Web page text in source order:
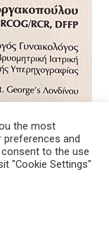
the most
preferences and
consent to the use
"Cookie Settings"